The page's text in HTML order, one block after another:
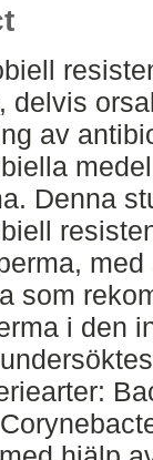
delvis
av
Denna
som
i den